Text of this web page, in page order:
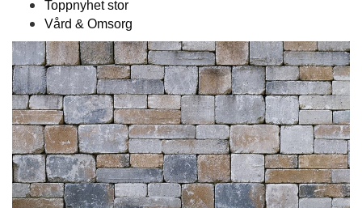
Toppnyhet stor
Vård & Omsorg